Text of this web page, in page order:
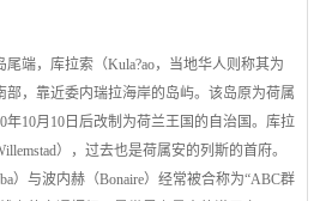
端，库拉索（Kula?ao，当地华人则称其为
部，靠近委内瑞拉海岸的岛屿。该岛原为荷属
年10月10日后改制为荷兰王国的自治国。库拉
），过去也是荷属安的列斯的首府。
）与波内赫（Bonaire）经常被合称为“ABC群